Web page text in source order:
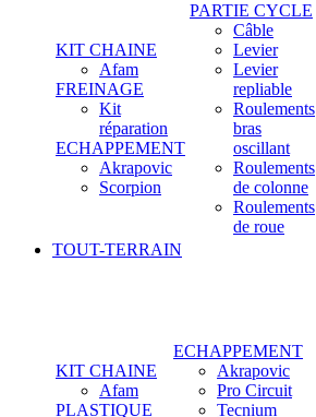
KIT CHAINE
Afam
FREINAGE
Kit
réparation
ECHAPPEMENT
Akrapovic
Scorpion
PARTIE CYCLE
Câble
Levier
Levier
repliable
Roulements
bras
oscillant
Roulements
de colonne
Roulements
de roue
TOUT-TERRAIN
KIT CHAINE
Afam
PLASTIQUE
ECHAPPEMENT
Akrapovic
Pro Circuit
Tecnium